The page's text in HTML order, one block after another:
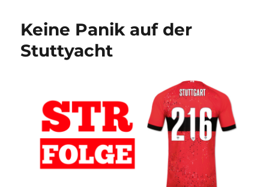
Keine Panik auf der
Stuttyacht